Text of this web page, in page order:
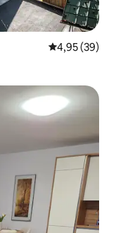
Prosječna
4,95 (39)